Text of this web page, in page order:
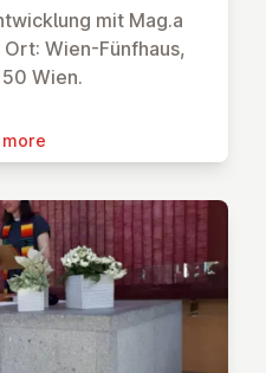
mit Mag.a
Wien-Fünfhaus,
Wien.